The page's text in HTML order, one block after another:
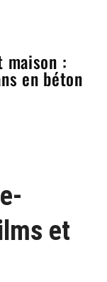
maison :
en béton
et